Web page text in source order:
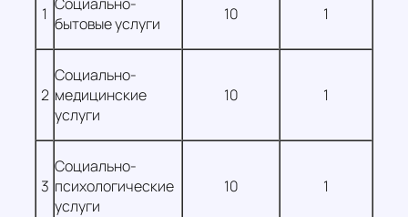
1 бытовые услуги
10 1
2
Социально-
медицинские
услуги
10 1
3
Социально-
психологические
услуги
10 1